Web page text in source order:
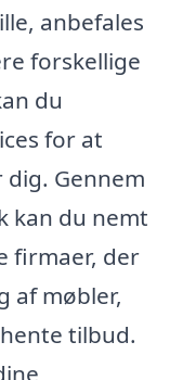
anbefales
forskellige
du
for at
Gennem
kan du nemt
firmaer, der
af møbler,
tilbud.